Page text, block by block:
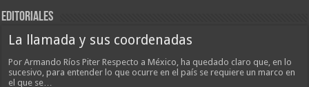
EDITORIALES
La llamada y sus coordenadas
Por Armando Ríos Piter Respecto a México, ha quedado claro que, en lo
sucesivo, para entender lo que ocurre en el país se requiere un marco en
el que se…